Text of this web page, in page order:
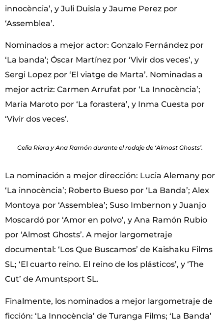
innocència’, y Juli Duisla y Jaume Perez por
‘Assemblea’.
Nominados a mejor actor: Gonzalo Fernández por
‘La banda’; Óscar Martínez por ‘Vivir dos veces’, y
Sergi Lopez por ‘El viatge de Marta’. Nominadas a
mejor actriz: Carmen Arrufat por ‘La Innocència’;
Maria Maroto por ‘La forastera’, y Inma Cuesta por
‘Vivir dos veces’.
Celia Riera y Ana Ramón durante el rodaje de ‘Almost Ghosts’.
La nominación a mejor dirección: Lucia Alemany por
‘La innocència’; Roberto Bueso por ‘La Banda’; Alex
Montoya por ‘Assemblea’; Suso Imbernon y Juanjo
Moscardó por ‘Amor en polvo’, y Ana Ramón Rubio
por ‘Almost Ghosts’. A mejor largometraje
documental: ‘Los Que Buscamos’ de Kaishaku Films
SL; ‘El cuarto reino. El reino de los plásticos’, y ‘The
Cut’ de Amuntsport SL.
Finalmente, los nominados a mejor largometraje de
ficción: ‘La Innocència’ de Turanga Films; ‘La Banda’